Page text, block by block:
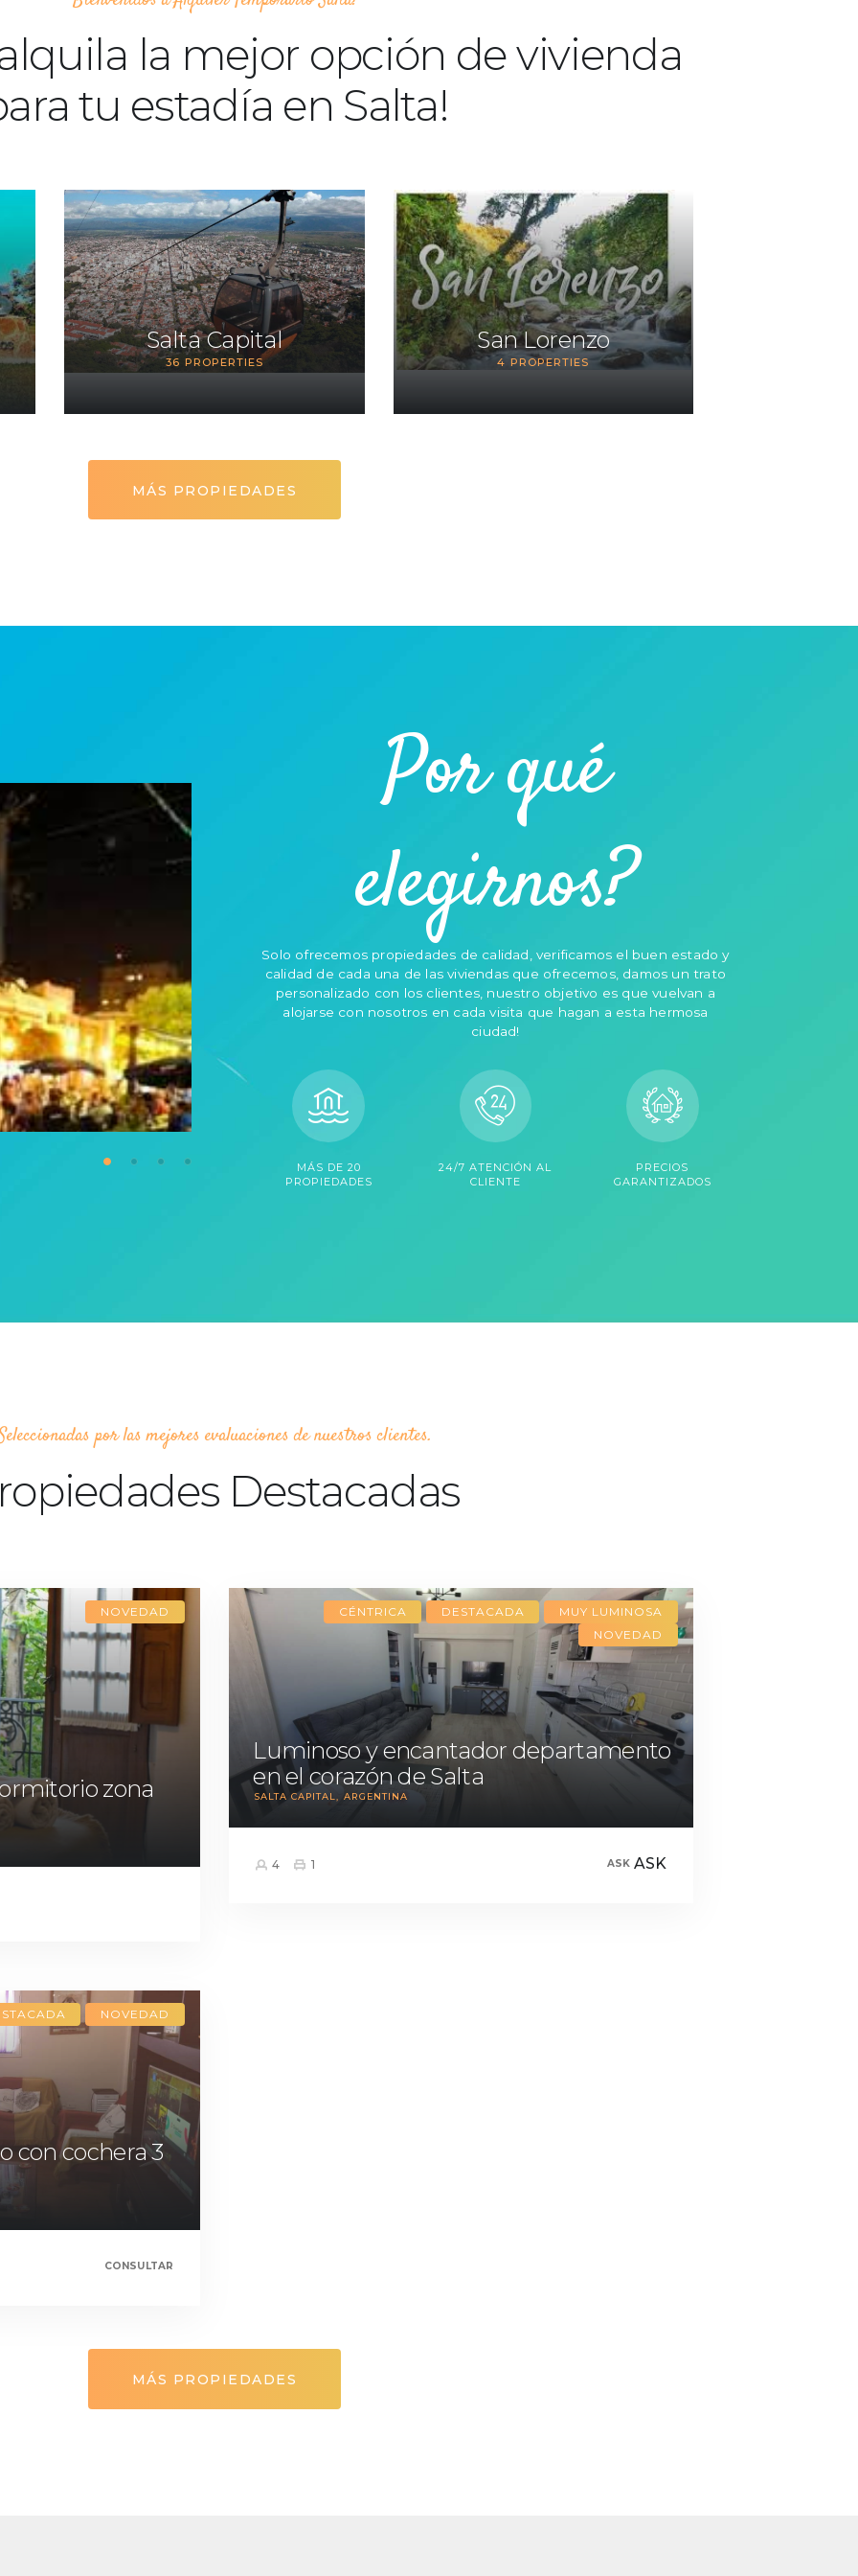
la mejor opción de vivienda
tu estadía en Salta!
Salta Capital
36 PROPERTIES
San Lorenzo
4 PROPERTIES
MÁS PROPIEDADES
Por qué
elegirnos?
Solo ofrecemos propiedades de calidad, verificamos el buen estado y
calidad de cada una de las viviendas que ofrecemos, damos un trato
personalizado con los clientes, nuestro objetivo es que vuelvan a
alojarse con nosotros en cada visita que hagan a esta hermosa
ciudad!
MÁS DE 20
PROPIEDADES
24/7 ATENCIÓN AL
CLIENTE
PRECIOS
GARANTIZADOS
por las mejores evaluaciones de nuestros clientes.
Destacadas
NOVEDAD
zona
CÉNTRICA DESTACADA
MUY LUMINOSA
NOVEDAD
Luminoso y encantador departamento
en el corazón de Salta
SALTA CAPITAL ARGENTINA
4 1 ASK ASK
NOVEDAD
con cochera 3
CONSULTAR
MÁS PROPIEDADES